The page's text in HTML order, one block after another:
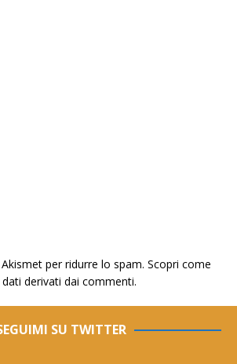
per ridurre lo spam. Scopri come
derivati dai commenti.
SU TWITTER